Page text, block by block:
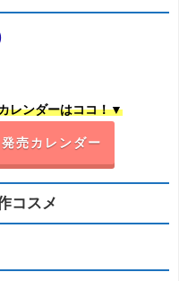
レンダーはココ！▼
売カレンダー
コスメ